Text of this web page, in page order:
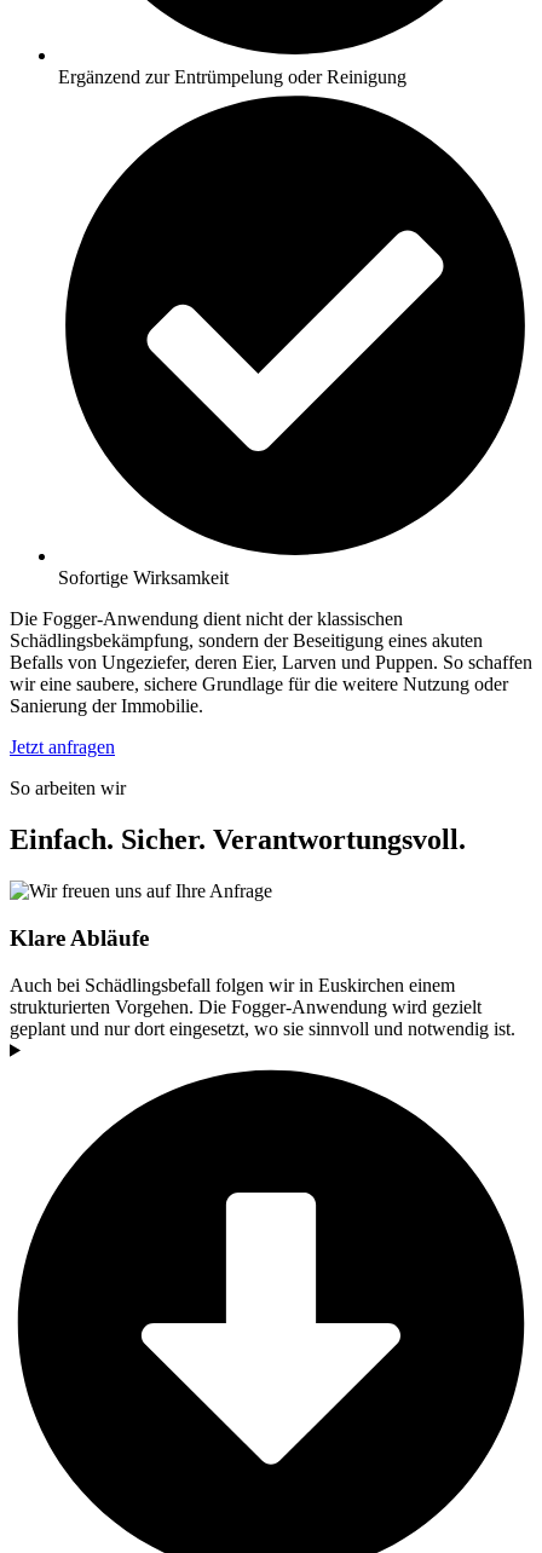
Ergänzend zur Entrümpelung oder Reinigung
Sofortige Wirksamkeit
Die Fogger-Anwendung dient nicht der klassischen
Schädlingsbekämpfung, sondern der Beseitigung eines akuten
Befalls von Ungeziefer, deren Eier, Larven und Puppen. So schaffen
wir eine saubere, sichere Grundlage für die weitere Nutzung oder
Sanierung der Immobilie.
Jetzt anfragen
So arbeiten wir
Einfach. Sicher. Verantwortungsvoll.
Klare Abläufe
Auch bei Schädlingsbefall folgen wir in Euskirchen einem
strukturierten Vorgehen. Die Fogger-Anwendung wird gezielt
geplant und nur dort eingesetzt, wo sie sinnvoll und notwendig ist.